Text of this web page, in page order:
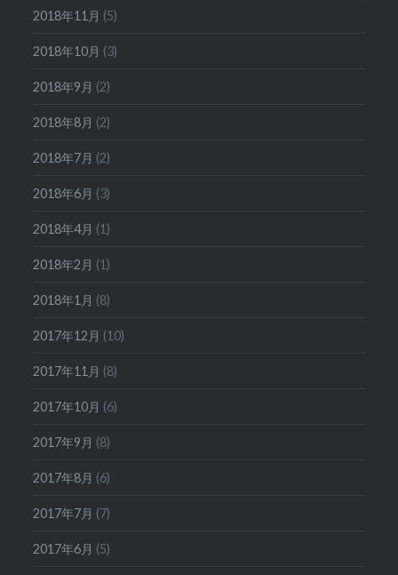
2018年11月 (5)
2018年10月 (3)
2018年9月 (2)
2018年8月 (2)
2018年7月 (2)
2018年6月 (3)
2018年4月 (1)
2018年2月 (1)
2018年1月 (8)
2017年12月 (10)
2017年11月 (8)
2017年10月 (6)
2017年9月 (8)
2017年8月 (6)
2017年7月 (7)
2017年6月 (5)